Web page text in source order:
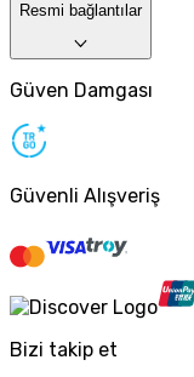
Resmi bağlantılar
Güven Damgası
Güvenli Alışveriş
Bizi takip et